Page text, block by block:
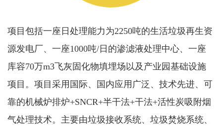
项目包括一座日处理能力为2250吨的生活垃圾再生资
源发电厂、一座1000吨/日的渗滤液处理中心、一座
库容70万m3飞灰固化物填埋场以及产业园基础设施
项目。项目采用国际、国内应用广泛、技术先进、可
靠的机械炉排炉+SNCR+半干法+干法+活性炭吸附烟
气处理技术。主要由垃圾接收系统、垃圾焚烧系统、